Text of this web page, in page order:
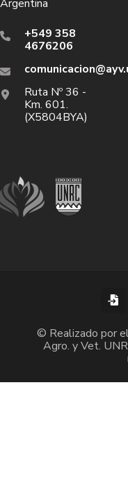
Argentina
+549 358
4676206
Ruta Nº 36 -
Km. 601.
(X5804BYA)
© Realizado por
Agro. y Vet.